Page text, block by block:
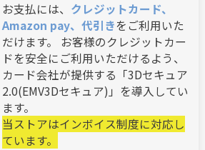
お支払には、 クレジットカード、
Amazon pay、代引きをご利用いた
だけます。 お客様のクレジットカー
ドを安全にご利用いただけるよう、
カード会社が提供する「3Dセキュア
2.0(EMV3Dセキュア)」を導入してい
ます。
当ストアはインボイス制度に対応し
ています。